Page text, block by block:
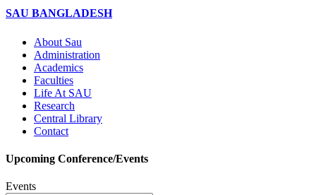
SAU BANGLADESH
About Sau
Administration
Academics
Faculties
Life At SAU
Research
Central Library
Contact
Upcoming Conference/Events
Events